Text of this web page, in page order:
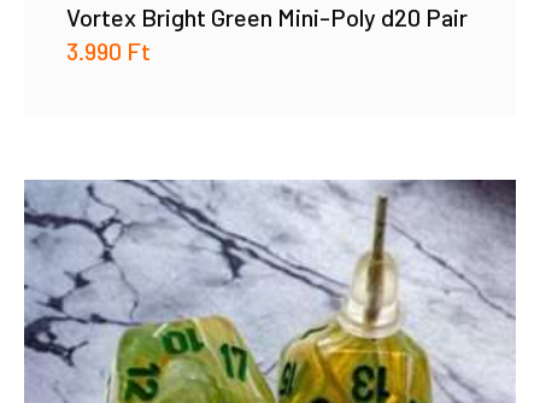
Vortex Bright Green Mini-Poly d20 Pair
3.990 Ft